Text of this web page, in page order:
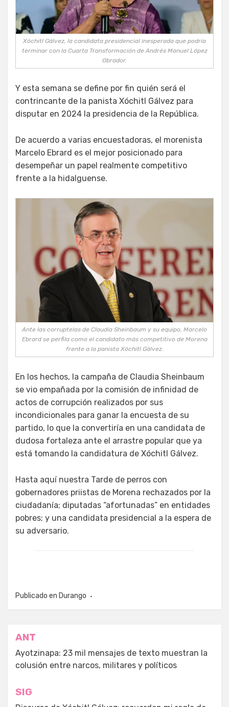
Xóchitl Gálvez, la candidata presidencial inesperada que podría
terminar con la Cuarta Transformación de Andrés Manuel López
Obrador.
Y esta semana se define por fin quién será el
contrincante de la panista Xóchitl Gálvez para
disputar en 2024 la presidencia de la República.
De acuerdo a varias encuestadoras, el morenista
Marcelo Ebrard es el mejor posicionado para
desempeñar un papel realmente competitivo
frente a la hidalguense.
Ante las corruptelas de Claudia Sheinbaum y su equipo, Marcelo
Ebrard se perfila como el candidato más competitivo de Morena
frente a la panista Xóchitl Gálvez.
En los hechos, la campaña de Claudia Sheinbaum
se vio empañada por la comisión de infinidad de
actos de corrupción realizados por sus
incondicionales para ganar la encuesta de su
partido, lo que la convertiría en una candidata de
dudosa fortaleza ante el arrastre popular que ya
está tomando la candidatura de Xóchitl Gálvez.
Hasta aquí nuestra Tarde de perros con
gobernadores priistas de Morena rechazados por la
ciudadanía; diputadas “afortunadas” en entidades
pobres; y una candidata presidencial a la espera de
su adversario.
Publicado en Durango
Navegación
de
entradas
ANT
Ayotzinapa: 23 mil mensajes de texto muestran la
colusión entre narcos, militares y políticos
SIG